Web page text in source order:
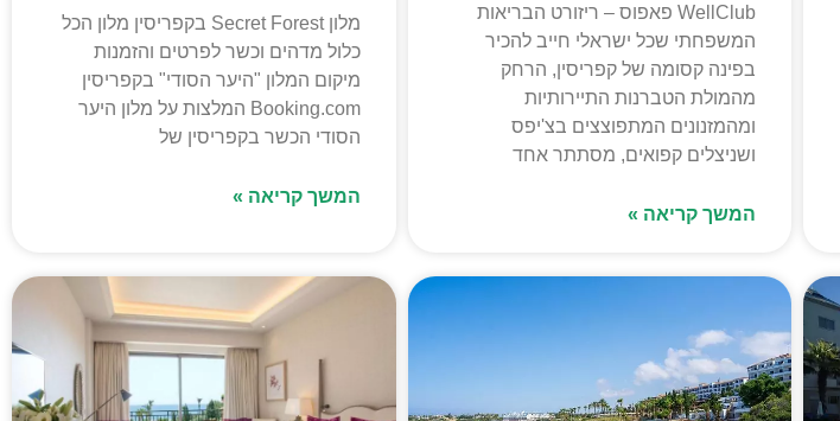
WellClub פאפוס – ריזורט הבריאות
המשפחתי שכל ישראלי חייב להכיר
בפינה קסומה של קפריסין, הרחק
מהמולת הטברנות התיירותיות
ומהמזנונים המתפוצצים בצ'יפס
ושניצלים קפואים, מסתתר אחד
המשך קריאה »
מלון Secret Forest בקפריסין מלון הכל
כלול מדהים וכשר לפרטים והזמנות
מיקום המלון "היער הסודי" בקפריסין
Booking.com המלצות על מלון היער
הסודי הכשר בקפריסין של
המשך קריאה »